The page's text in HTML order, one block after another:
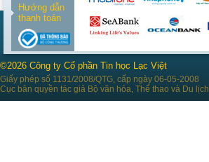
Hướng dẫn
thanh toán
©2026 Công ty Cổ phần Tin học Lạc Việt
Giấy phép số 1131/2008/QTG, cấp ngày 06-05-2008
Cục bản quyền tác giả Bộ văn hóa, Thể thao và Du lịch